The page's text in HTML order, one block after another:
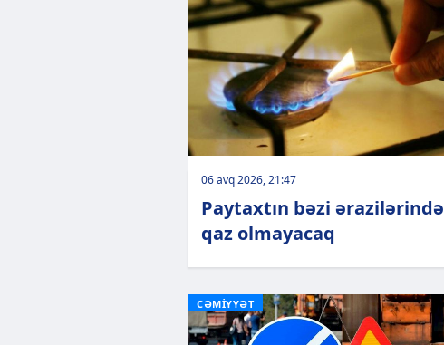
06 avq 2026, 21:47
Paytaxtın bəzi ərazilərində
qaz olmayacaq
CƏMİYYƏT